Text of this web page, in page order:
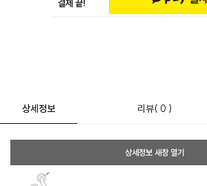
상세정보 리뷰( 0 )
상세정보 새창 열기